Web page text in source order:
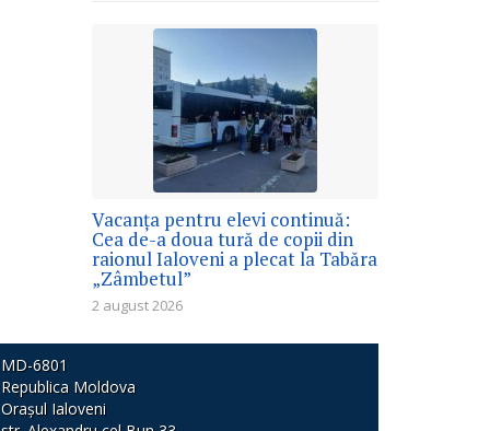
Vacanța pentru elevi continuă:
Cea de-a doua tură de copii din
raionul Ialoveni a plecat la Tabăra
„Zâmbetul”
2 august 2026
MD-6801
Republica Moldova
Orașul Ialoveni